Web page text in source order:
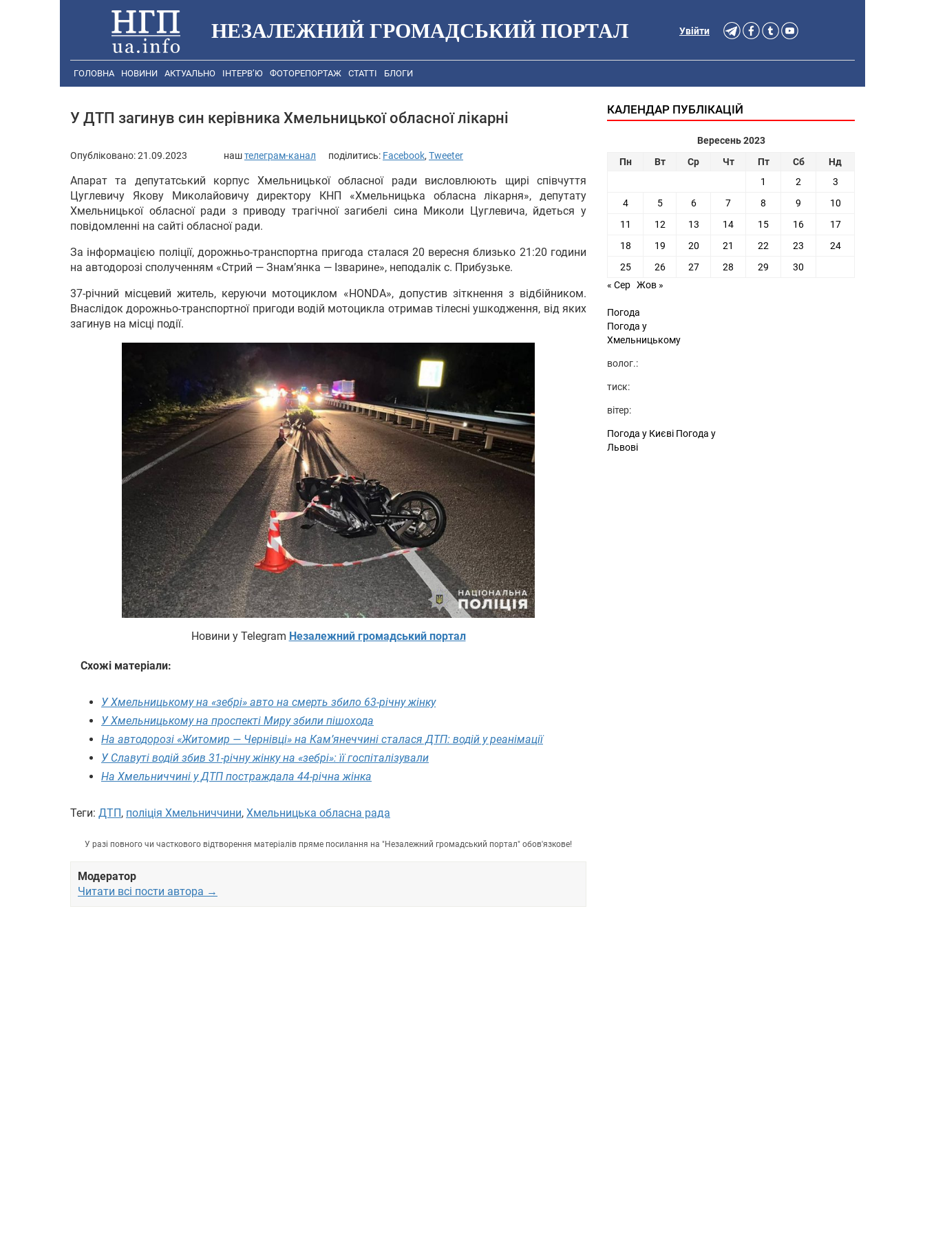
НЕЗАЛЕЖНИЙ ГРОМАДСЬКИЙ ПОРТАЛ Увійти
ГОЛОВНА НОВИНИ АКТУАЛЬНО ІНТЕРВ’Ю ФОТОРЕПОРТАЖ СТАТТІ БЛОГИ
У ДТП загинув син керівника Хмельницької обласної лікарні
Опубліковано:21.09.2023 наштелеграм-канал поділитись: Facebook, Tweeter
Апарат та депутатський корпус Хмельницької обласної ради висловлюють щирі співчуття
Цуглевичу Якову Миколайовичу директору КНП «Хмельницька обласна лікарня», депутату
Хмельницької обласної ради з приводу трагічної загибелі сина Миколи Цуглевича, йдеться у
повідомленні на сайті обласної ради.
За інформацією поліції, дорожньо-транспортна пригода сталася 20 вересня близько 21:20 години
на автодорозі сполученням «Стрий — Знам’янка — Ізварине», неподалік с. Прибузьке.
37-річний місцевий житель, керуючи мотоциклом «HONDA», допустив зіткнення з відбійником.
Внаслідок дорожньо-транспортної пригоди водій мотоцикла отримав тілесні ушкодження, від яких
загинув на місці події.
Новини у Telegram Незалежний громадський портал
Схожі матеріали:
У Хмельницькому на «зебрі» авто на смерть збило 63-річну жінку
У Хмельницькому на проспекті Миру збили пішохода
На автодорозі «Житомир — Чернівці» на Кам’янеччині сталася ДТП: водій у реанімації
У Славуті водій збив 31-річну жінку на «зебрі»: її госпіталізували
На Хмельниччині у ДТП постраждала 44-річна жінка
Теги: ДТП, поліція Хмельниччини, Хмельницька обласна рада
У разі повного чи часткового відтворення матеріалів пряме посилання на "Незалежний громадський портал" обов'язкове!
Модератор
Читати всі пости автора →
КАЛЕНДАР ПУБЛІКАЦІЙ
Вересень 2023
Пн
Вт Ср Чт Пт Сб
Нд
1
2
3
4
5 6 7 8 9
10
11
12 13 14 15 16
17
18
19 20 21 22 23
24
25
26 27 28 29
30
« Сер Жов »
Погода
Погода у
Хмельницькому
волог.:
тиск:
вітер:
Погода у Києві Погода у
Львові